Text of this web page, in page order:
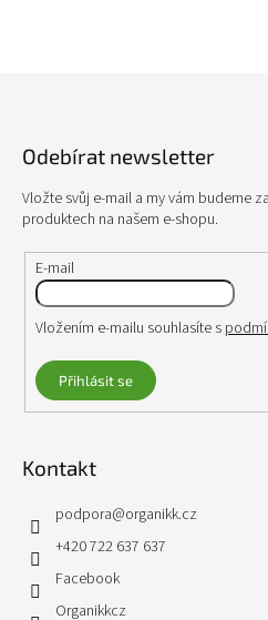
Odebírat newsletter
Vložte svůj e-mail a my vám budeme
produktech na našem e-shopu.
E-mail
Vložením e-mailu souhlasíte s
Přihlásit se
Kontakt
podpora@organikk.cz
+420 722 637 637
Facebook
Organikkcz